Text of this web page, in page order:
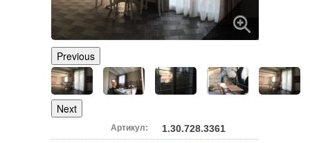
Previous
Next
Артикул: 1.30.728.3361